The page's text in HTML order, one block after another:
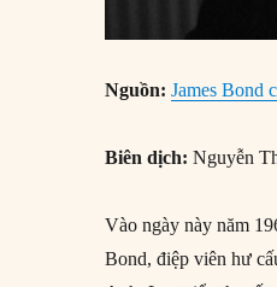
Nguồn:James Bond
Biên dịch: Nguyễn
Vào ngày này năm
Bond, điệp viên hư